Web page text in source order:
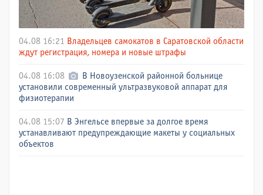
04.08 16:21 Владельцев самокатов в Саратовской области
ждут регистрация, номера и новые штрафы
04.08 16:08
В Новоузенской районной больнице
установили современный ультразвуковой аппарат для
физиотерапии
04.08 15:07 В Энгельсе впервые за долгое время
устанавливают предупреждающие макеты у социальных
объектов